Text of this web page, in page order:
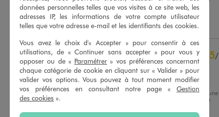
Basé sur14 avis soumis à un
contrôle
Voir tous les avis sur ce site
étoiles
3étoiles
0
2étoiles
0
1étoile 0
Trier les avis
Pascale B.
Utile(0) Signaler
5/
Avis vérifié et récompensé
parfait
Avis du31/07/2026 , suite à une
par
données personnelles telles que vos visites à ce site web, les
adresses IP, les informations de votre compte utilisateur
telles que votre adresse e-mail et les identifiants des cookies.
Vous avez le choix d'« Accepter » pour consentir à ces
utilisations, de « Continuer sans accepter » pour vous y
opposer ou de « Paramétrer » vos préférences concernant
chaque catégorie de cookie en cliquant sur « Valider » pour
valider vos options. Vous pouvez à tout moment modifier
vos préférences en consultant notre page « Gestion
des cookies ».